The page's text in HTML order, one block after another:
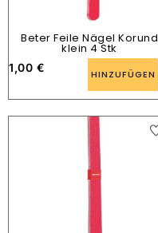
Beter Feile Nägel Korund
klein 4 Stk
1,00 € HINZUFÜGEN